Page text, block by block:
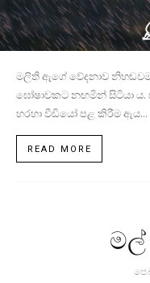
මලිති ඇගේ වේදනාව නිහඬවම
ඝෝෂාවකට නඟමින් සිටියා ය.
හරහා වීඩියෝ පළ කිරීම ඇය...
READ MORE